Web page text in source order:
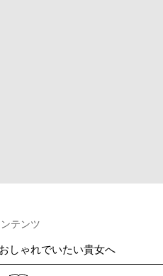
ンテンツ
しゃれでいたい貴女へ